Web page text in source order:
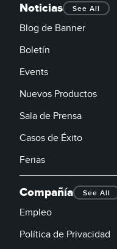
Noticias See All
Blog de Banner
Boletín
Events
Nuevos Productos
Sala de Prensa
Casos de Éxito
Ferias
Compañía See All
Empleo
Política de Privacidad